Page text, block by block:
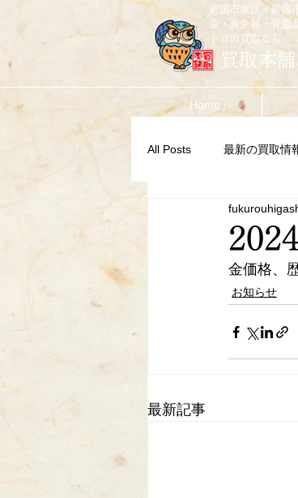
新潟市東区・新潟
金・貴金属・骨董
トロの買取なら
買取本
Home
All Posts 最新の買取情
金価格、
お知らせ
最新記事